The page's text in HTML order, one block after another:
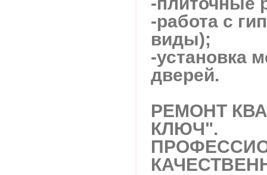
-работа с
виды);
-установка
дверей.
РЕМОНТ
КЛЮЧ".